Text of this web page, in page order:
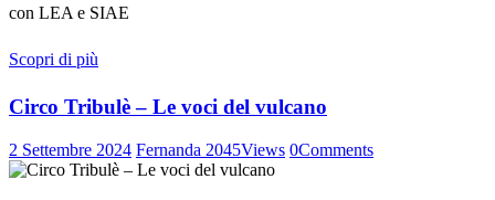
con LEA e SIAE
Scopri di più
Circo Tribulè – Le voci del vulcano
2 Settembre 2024 Fernanda 2045Views 0Comments